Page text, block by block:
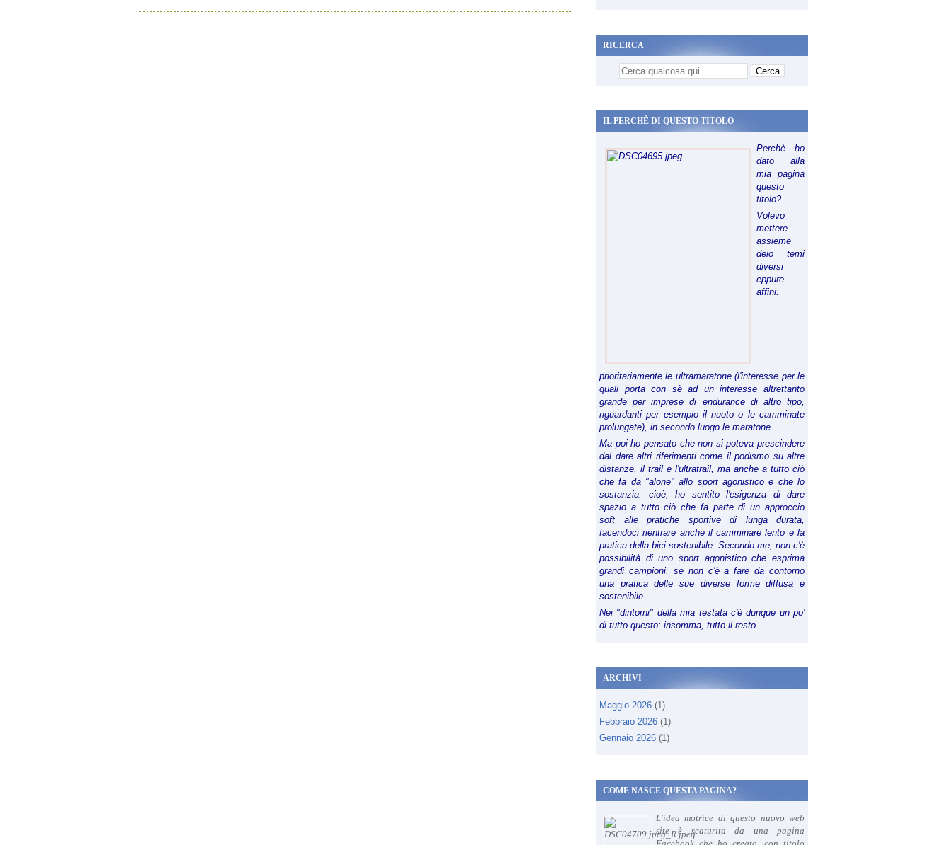
RICERCA
IL PERCHÈ DI QUESTO TITOLO
Perchè ho
dato alla
mia pagina
questo
titolo?
Volevo
mettere
assieme
deio temi
diversi
eppure
affini:
prioritariamente le ultramaratone (l'interesse per le
quali porta con sè ad un interesse altrettanto
grande per imprese di endurance di altro tipo,
riguardanti per esempio il nuoto o le camminate
prolungate), in secondo luogo le maratone.
Ma poi ho pensato che non si poteva prescindere
dal dare altri riferimenti come il podismo su altre
distanze, il trail e l'ultratrail, ma anche a tutto ciò
che fa da "alone" allo sport agonistico e che lo
sostanzia: cioè, ho sentito l'esigenza di dare
spazio a tutto ciò che fa parte di un approccio
soft alle pratiche sportive di lunga durata,
facendoci rientrare anche il camminare lento e la
pratica della bici sostenibile. Secondo me, non c'è
possibilità di uno sport agonistico che esprima
grandi campioni, se non c'è a fare da contorno
una pratica delle sue diverse forme diffusa e
sostenibile.
Nei "dintorni" della mia testata c'è dunque un po'
di tutto questo: insomma, tutto il resto.
ARCHIVI
Maggio 2026 (1)
Febbraio 2026 (1)
Gennaio 2026 (1)
COME NASCE QUESTA PAGINA?
L'idea motrice di questo nuovo web
site è scaturita da una pagina